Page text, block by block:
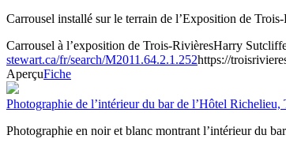
Carrousel installé sur le terrain de l’Exposition de
Carrousel à l’exposition de Trois-RivièresHarry
stewart.ca/fr/search/M2011.64.2.1.252https://
AperçuFiche
Photographie de l’intérieur du bar de l’Hôtel
Photographie en noir et blanc montrant l’intérieur du